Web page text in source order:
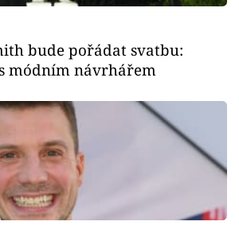
bude pořádat svatbu:
módním návrhářem